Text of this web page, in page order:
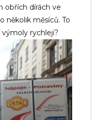
obřích dírách ve
několik měsíců. To
rychleji?